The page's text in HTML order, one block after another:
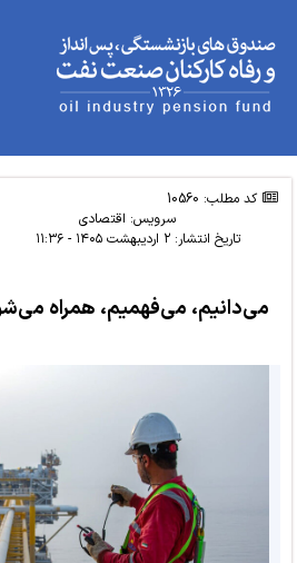
کد مطلب: 10560
سرویس: اقتصادی
تاریخ انتشار: ۲ اردیبهشت ۱۴۰۵ - ۱۱:۳۶
می‌دانیم، می‌فهمیم، همراه